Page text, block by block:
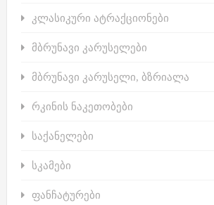
კლასიკური ატრაქციონები
მბრუნავი კარუსელები
მბრუნავი კარუსელი, ბზრიალა
რკინის ნაკეთობები
საქანელები
სკამები
ფანჩატურები